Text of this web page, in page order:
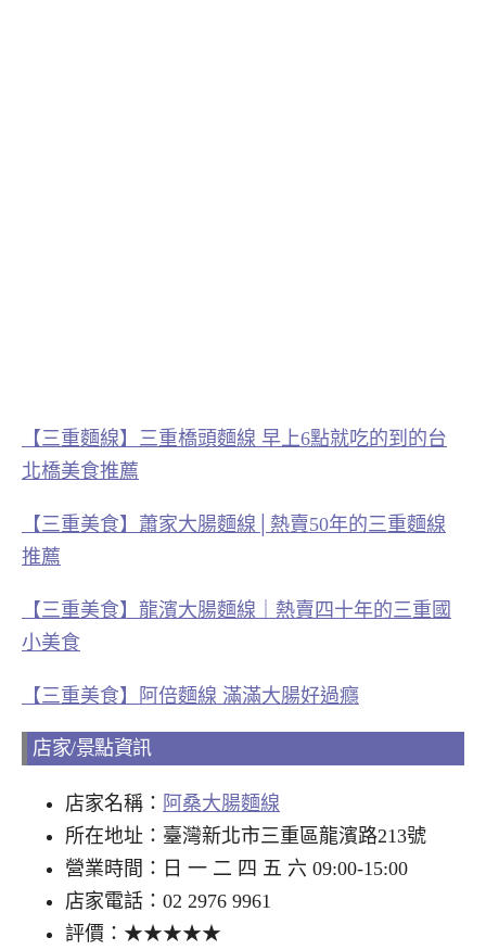
【三重麵線】三重橋頭麵線 早上6點就吃的到的台
北橋美食推薦
【三重美食】蕭家大腸麵線│熱賣50年的三重麵線
推薦
【三重美食】龍濱大腸麵線｜熱賣四十年的三重國
小美食
【三重美食】阿倍麵線 滿滿大腸好過癮
店家/景點資訊
店家名稱： 阿桑大腸麵線
所在地址：臺灣新北市三重區龍濱路213號
營業時間：日 一 二 四 五 六 09:00-15:00
店家電話：02 2976 9961
評價：★★★★★